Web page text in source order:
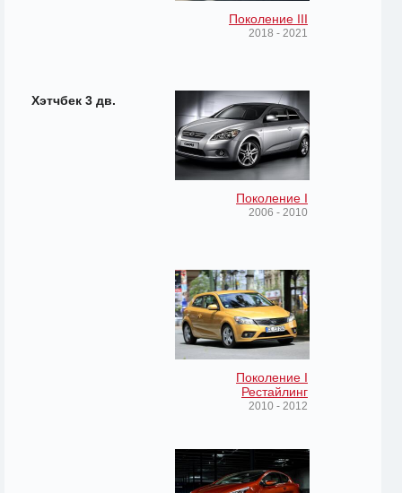
Поколение III
2018 - 2021
Хэтчбек 3 дв.
Поколение I
2006 - 2010
Поколение I
Рестайлинг
2010 - 2012